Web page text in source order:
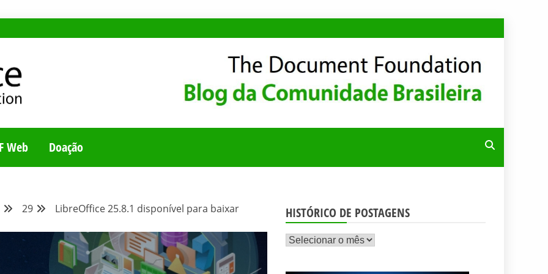
BRASILEIRA
Web Doação
29 LibreOffice 25.8.1 disponível para baixar HISTÓRICO DE POSTAGENS
Histórico
postagens